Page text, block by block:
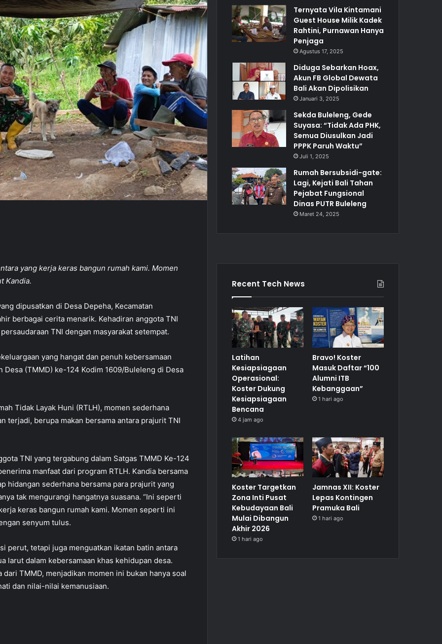
yang kerja keras bangun rumah kami. Momen
Kandia.
dipusatkan di Desa Depeha, Kecamatan
berbagai cerita menarik. Kehadiran anggota TNI
TNI dengan masyarakat setempat.
yang hangat dan penuh kebersamaan
(TMMD) ke-124 Kodim 1609/Buleleng di Desa
Tidak Layak Huni (RTLH), momen sederhana
terjadi, berupa makan bersama antara prajurit TNI
TNI yang tergabung dalam Satgas TMMD Ke-124
manfaat dari program RTLH. Kandia bersama
hidangan sederhana bersama para prajurit yang
tak mengurangi hangatnya suasana. “Ini seperti
keras bangun rumah kami. Momen seperti ini
senyum tulus.
perut, tetapi juga menguatkan ikatan batin antara
larut dalam kebersamaan khas kehidupan desa.
TMMD, menjadikan momen ini bukan hanya soal
dan nilai-nilai kemanusiaan.
Ternyata Vila Kintamani
Guest House Milik Kadek
Rahtini, Purnawan Hanya
Penjaga
Agustus 17, 2025
Diduga Sebarkan Hoax,
Akun FB Global Dewata
Bali Akan Dipolisikan
Januari 3, 2025
Sekda Buleleng, Gede
Suyasa: “Tidak Ada PHK,
Semua Diusulkan Jadi
PPPK Paruh Waktu”
Juli 1, 2025
Rumah Bersubsidi-gate:
Lagi, Kejati Bali Tahan
Pejabat Fungsional
Dinas PUTR Buleleng
Maret 24, 2025
Recent Tech News
Latihan
Kesiapsiagaan
Operasional:
Koster Dukung
Kesiapsiagaan
Bencana
4 jam ago
Bravo! Koster
Masuk Daftar “100
Alumni ITB
Kebanggaan”
1 hari ago
Koster Targetkan
Zona Inti Pusat
Kebudayaan Bali
Mulai Dibangun
Akhir 2026
1 hari ago
Jamnas XII: Koster
Lepas Kontingen
Pramuka Bali
1 hari ago